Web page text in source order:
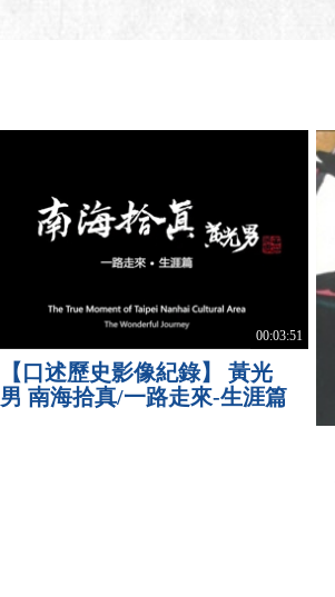
00:03:51
【口述歷史影像紀錄】 黃光
男 南海拾真/一路走來-生涯篇